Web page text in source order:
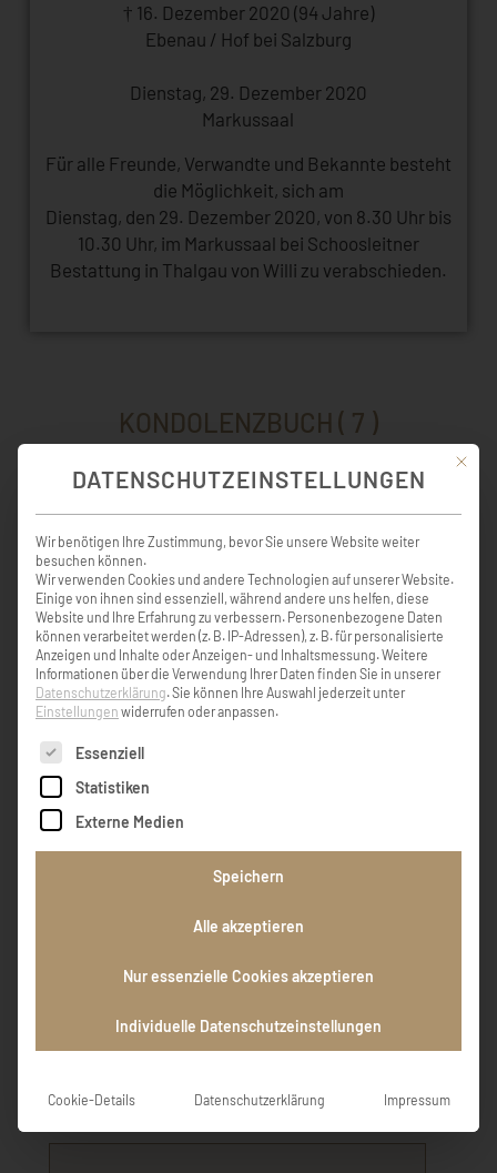
† 16. Dezember 2020 (94 Jahre)
Ebenau / Hof bei Salzburg
Dienstag, 29. Dezember 2020
Markussaal
Für alle Freunde, Verwandte und Bekannte besteht
die Möglichkeit, sich am
Dienstag, den 29. Dezember 2020, von 8.30 Uhr bis
10.30 Uhr, im Markussaal bei Schoosleitner
Bestattung in Thalgau von Willi zu verabschieden.
KONDOLENZBUCH ( 7 )
fleißigen und kameradschaftlichen
Musikkollegen: Dein ehemaliger
Kapellmeister.
Matthias Pöckl
Im stillen Gedenken an einen treuen,
Musikkollegen: Ruhe in Frieden. Dein
ehemaliger Kapellmeister. Matthias Pöckl
Matthias Pöckl
Wir danken Dir für die Zeit, die wir mit Dir im
und Willi mit Familien
Willi Leitner
Mit
DATENSCHUTZEINSTELLUNGEN
Wir benötigen Ihre Zustimmung, bevor Sie unsere Website weiter
besuchen können.
Wir verwenden Cookies und andere Technologien auf unserer Website.
Einige von ihnen sind essenziell, während andere uns helfen, diese
Website und Ihre Erfahrung zu verbessern. Personenbezogene Daten
können verarbeitet werden (z. B. IP-Adressen), z. B. für personalisierte
Anzeigen und Inhalte oder Anzeigen- und Inhaltsmessung.Weitere
Informationen über die Verwendung Ihrer Daten finden Sie in unserer
Datenschutzerklärung.Sie können Ihre Auswahl jederzeit unter
Einstellungen widerrufen oder anpassen.
Es folgt eine Liste der Service-Gruppen, für die eine
Essenziell
Statistiken
Externe Medien
Speichern
Alle akzeptieren
Nur essenzielle Cookies akzeptieren
Individuelle Datenschutzeinstellungen
Cookie-Details Datenschutzerklärung Impressum